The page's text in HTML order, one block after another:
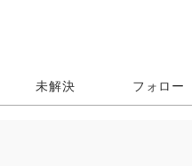
未解決 フォロー